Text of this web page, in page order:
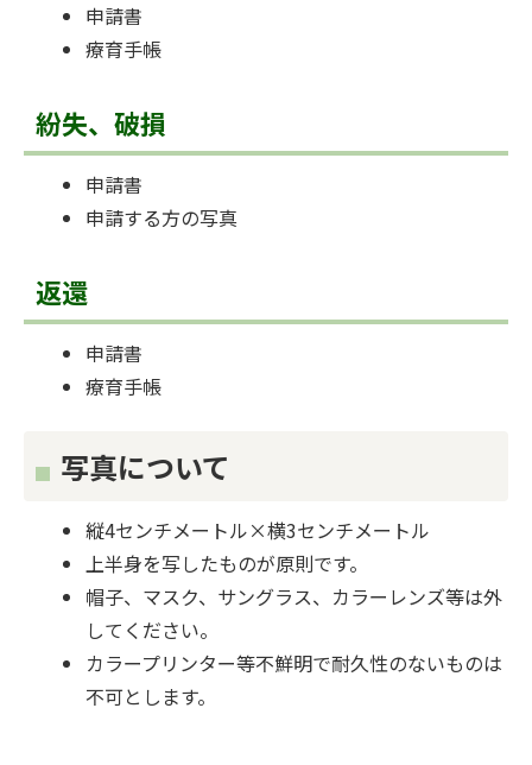
申請書
療育手帳
紛失、破損
申請書
申請する方の写真
返還
申請書
療育手帳
写真について
縦4センチメートル×横3センチメートル
上半身を写したものが原則です。
帽子、マスク、サングラス、カラーレンズ等は外
してください。
カラープリンター等不鮮明で耐久性のないものは
不可とします。